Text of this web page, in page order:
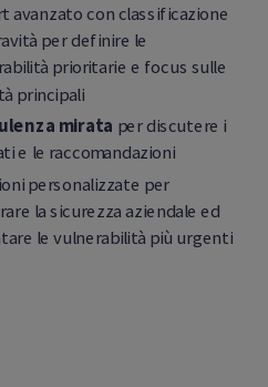
avanzato con classificazione
per definire le
prioritarie e focus sulle
principali
mirata per discutere i
e le raccomandazioni
personalizzate per
la sicurezza aziendale ed
le vulnerabilità più urgenti